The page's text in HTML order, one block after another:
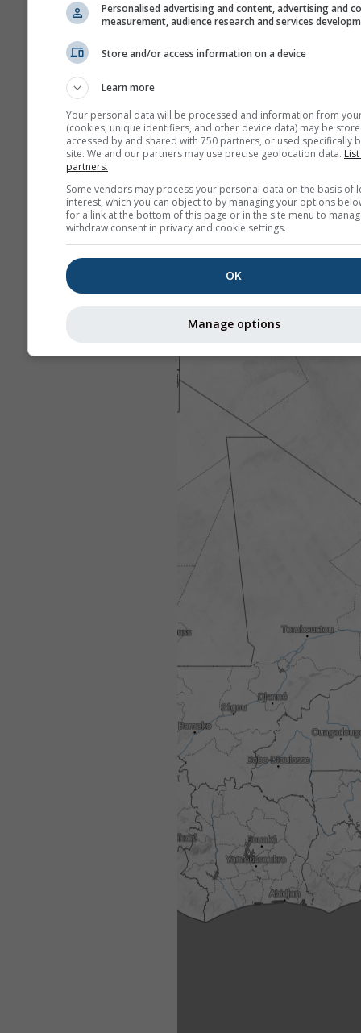
Personalised advertising and content, advertising and
measurement, audience research and services
Store and/or access information on a device
Learn more
Your personal data will be processed and information from
(cookies, unique identifiers, and other device data) may be
accessed by and shared with 750 partners, or used specifically
site. We and our partners may use precise geolocation data.
partners.
Some vendors may process your personal data on the basis of
interest, which you can object to by managing your options
for a link at the bottom of this page or in the site menu to
withdraw consent in privacy and cookie settings.
OK
Manage options